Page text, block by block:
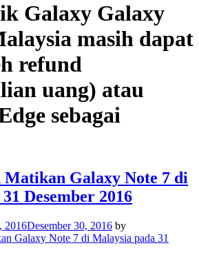
Galaxy Galaxy
masih dapat
refund
uang) atau
sebagai
Matikan Galaxy Note 7 di
Desember 2016
2016Desember 30, 2016 by